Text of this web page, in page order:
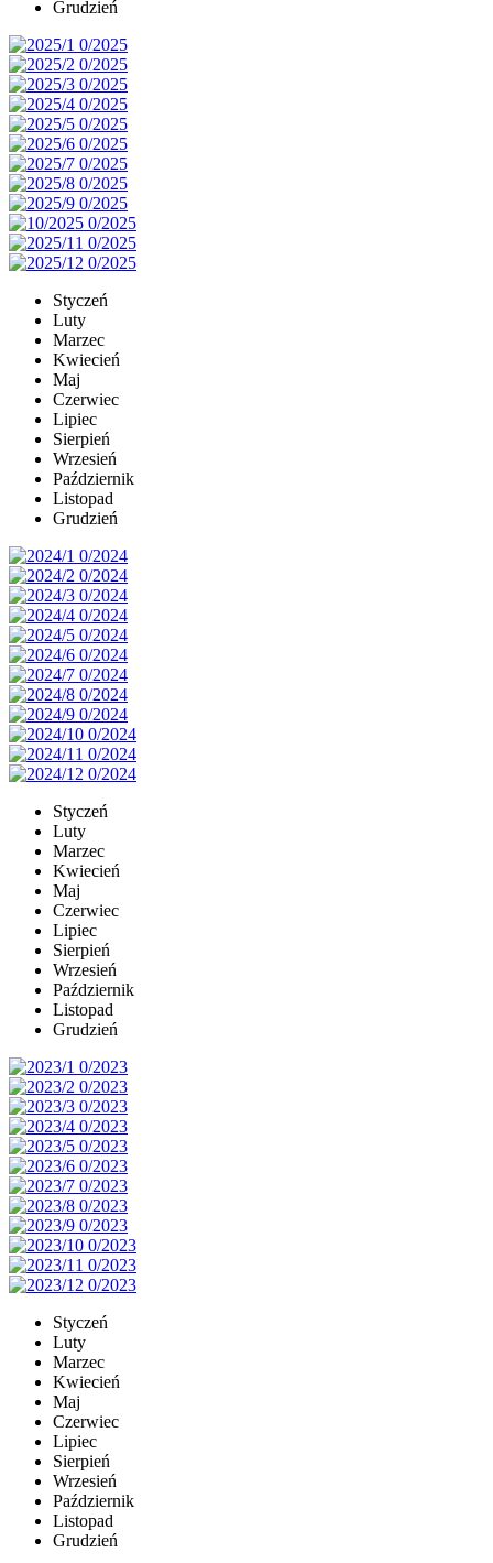
Grudzień
Styczeń
Luty
Marzec
Kwiecień
Maj
Czerwiec
Lipiec
Sierpień
Wrzesień
Październik
Listopad
Grudzień
Styczeń
Luty
Marzec
Kwiecień
Maj
Czerwiec
Lipiec
Sierpień
Wrzesień
Październik
Listopad
Grudzień
Styczeń
Luty
Marzec
Kwiecień
Maj
Czerwiec
Lipiec
Sierpień
Wrzesień
Październik
Listopad
Grudzień